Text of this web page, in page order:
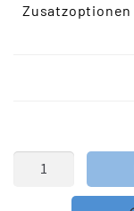
Zusatzoptionen